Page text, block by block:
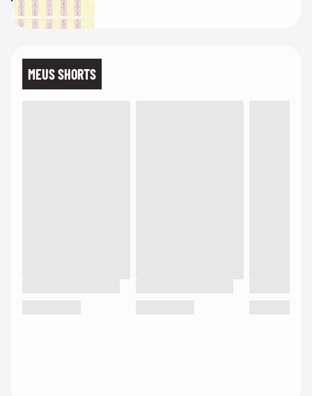
MEUS SHORTS